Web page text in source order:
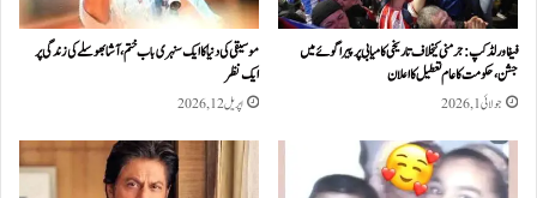
فیفا ورلڈکپ: جرمنی کیخلاف تاریخی کامیابی پر پیراگوئے میں
جشن، حکومت کا عام تعطیل کا اعلان
جولائی 1, 2026
موسیقی کی دنیا کا ایک سنہری باب ختم، آشا بھوسلے کی زندگی پر
ایک نظر
اپریل 12, 2026